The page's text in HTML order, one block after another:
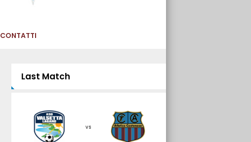
CONTATTI
Last Match
vs